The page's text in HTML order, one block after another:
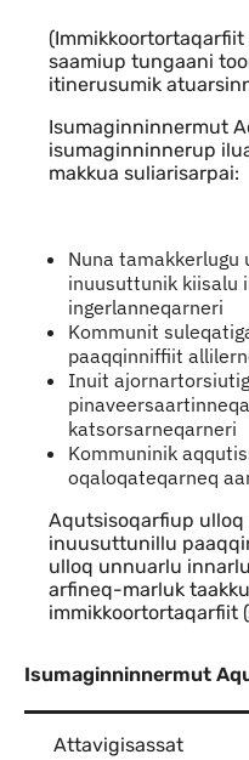
saamiup tungaani
itinerusumik
Isumaginninnermut
isumaginninnerup
makkua suliarisarpai:
Nuna tamakkerlugu
inuusuttunik kiisalu
ingerlanneqarneri
Kommunit
paaqqinniffiit
Inuit
katsorsarneqarneri
Kommuninik
oqaloqateqarneq
Aqutsisoqarfiup
inuusuttunillu
ulloq unnuarlu
arfineq-marluk
immikkoortortaqarfiit
Isumaginninnermut
Attavigisassat